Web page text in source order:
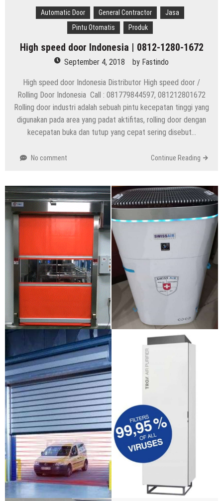
Automatic Door General Contractor
Jasa
Pintu Otomatis
Produk
High speed door Indonesia | 0812-1280-1672
September 4, 2018 by Fastindo
High speed door Indonesia Distributor High speed door /
Rolling Door Indonesia Call : 081779844597, 081212801672
Rolling door industri adalah sebuah pintu kecepatan tinggi yang
digunakan pada area yang padat aktifitas, rolling door dengan
kecepatan buka dan tutup yang cepat sering disebut…
No comment Continue Reading